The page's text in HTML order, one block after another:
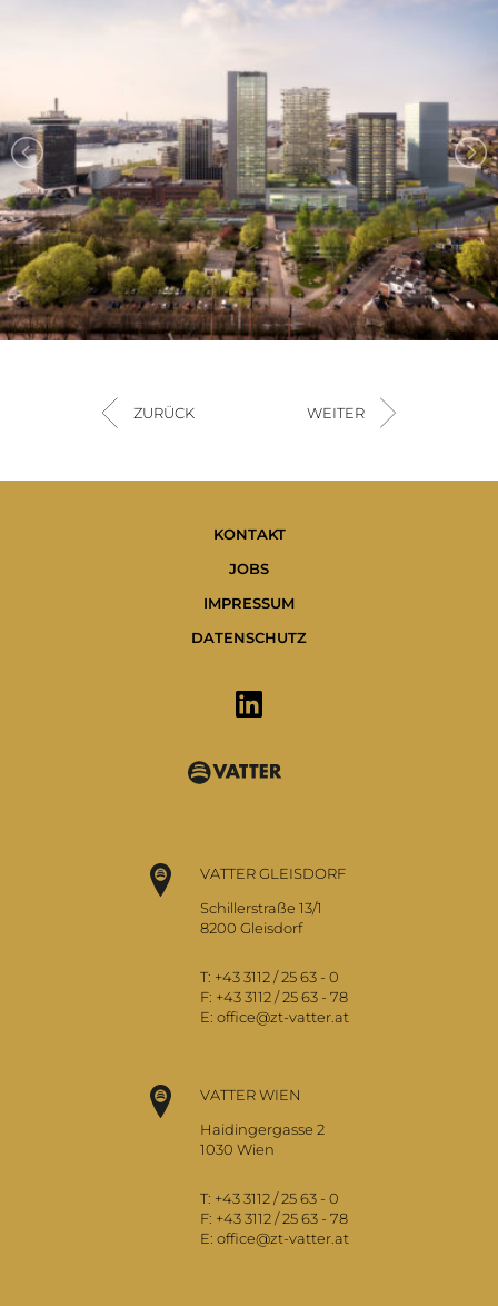
ZURÜCK WEITER
KONTAKT
JOBS
IMPRESSUM
DATENSCHUTZ
VATTER GLEISDORF
Schillerstraße 13/1
8200 Gleisdorf
T: +43 3112 / 25 63 - 0
F: +43 3112 / 25 63 - 78
E: office@zt-vatter.at
VATTER WIEN
Haidingergasse 2
1030 Wien
T: +43 3112 / 25 63 - 0
F: +43 3112 / 25 63 - 78
E: office@zt-vatter.at